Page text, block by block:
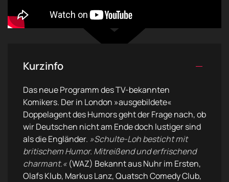
Kurzinfo
Das neue Programm des TV-bekannten
Komikers. Der in London »ausgebildete«
Doppelagent des Humors geht der Frage nach, ob
wir Deutschen nicht am Ende doch lustiger sind
als die Engländer. »Schulte-Loh besticht mit
britischem Humor. Mitreißend und erfrischend
charmant.« (WAZ) Bekannt aus Nuhr im Ersten,
Olafs Klub, Markus Lanz, Quatsch Comedy Club,